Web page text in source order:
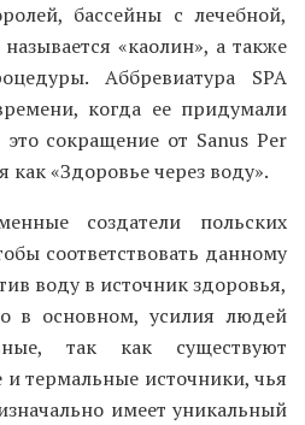
бассейны с лечебной,
«каолин», а также
Аббревиатура SPA
когда ее придумали
сокращение от Sanus Per
как «Здоровье через воду».
создатели польских
соответствовать данному
воду в источник здоровья,
в основном, усилия людей
так как существуют
термальные источники, чья
имеет уникальный